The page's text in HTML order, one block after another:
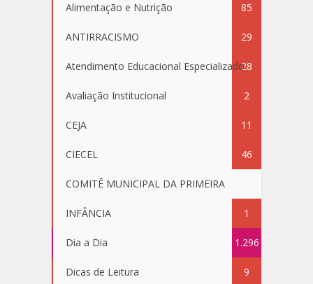
Alimentação e Nutrição 85
ANTIRRACISMO 29
Atendimento Educacional Especializado28
Avaliação Institucional 2
CEJA 11
CIECEL 46
COMITÊ MUNICIPAL DA PRIMEIRA
INFÂNCIA 1
Dia a Dia 1.296
Dicas de Leitura 9